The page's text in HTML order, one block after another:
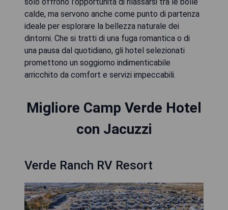
calde, ma servono anche come punto di partenza
ideale per esplorare la bellezza naturale dei
dintorni. Che si tratti di una fuga romantica o di
una pausa dal quotidiano, gli hotel selezionati
promettono un soggiorno indimenticabile
arricchito da comfort e servizi impeccabili.
Migliore Camp Verde Hotel
con Jacuzzi
Verde Ranch RV Resort